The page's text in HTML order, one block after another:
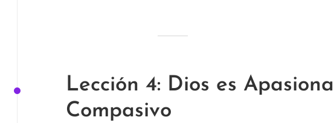
Lección 4: Dios es
Compasivo